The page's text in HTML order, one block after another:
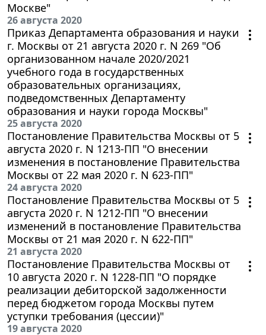
Москве"
26 августа 2020
Приказ Департамента образования и науки
г. Москвы от 21 августа 2020 г. N 269 "Об
организованном начале 2020/2021
учебного года в государственных
образовательных организациях,
подведомственных Департаменту
образования и науки города Москвы"
25 августа 2020
Постановление Правительства Москвы от 5
августа 2020 г. N 1213-ПП "О внесении
изменения в постановление Правительства
Москвы от 22 мая 2020 г. N 623-ПП"
24 августа 2020
Постановление Правительства Москвы от 5
августа 2020 г. N 1212-ПП "О внесении
изменений в постановление Правительства
Москвы от 21 мая 2020 г. N 622-ПП"
21 августа 2020
Постановление Правительства Москвы от
10 августа 2020 г. N 1228-ПП "О порядке
реализации дебиторской задолженности
перед бюджетом города Москвы путем
уступки требования (цессии)"
19 августа 2020